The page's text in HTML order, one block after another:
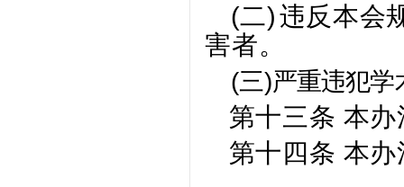
(二)违反本会
害者。
(三)严重违犯
第十三条 本
第十四条 本